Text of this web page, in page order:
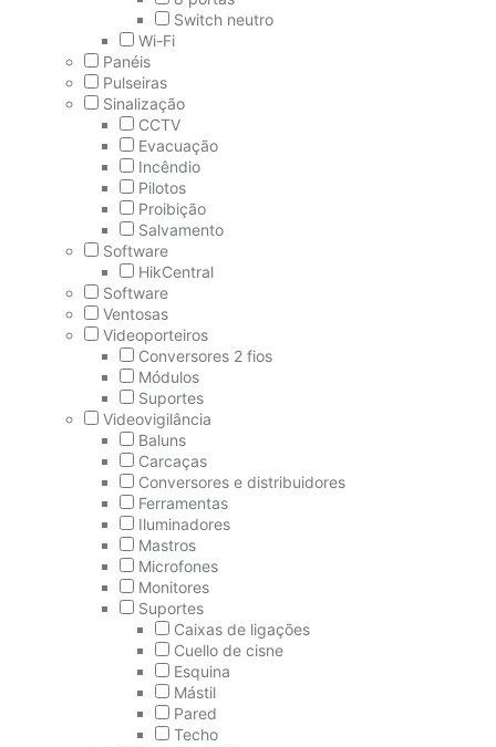
Switch neutro
Wi-Fi
Panéis
Pulseiras
Sinalização
CCTV
Evacuação
Incêndio
Pilotos
Proibição
Salvamento
Software
HikCentral
Software
Ventosas
Videoporteiros
Conversores 2 fios
Módulos
Suportes
Videovigilância
Baluns
Carcaças
Conversores e distribuidores
Ferramentas
Iluminadores
Mastros
Microfones
Monitores
Suportes
Caixas de ligações
Cuello de cisne
Esquina
Mástil
Pared
Techo